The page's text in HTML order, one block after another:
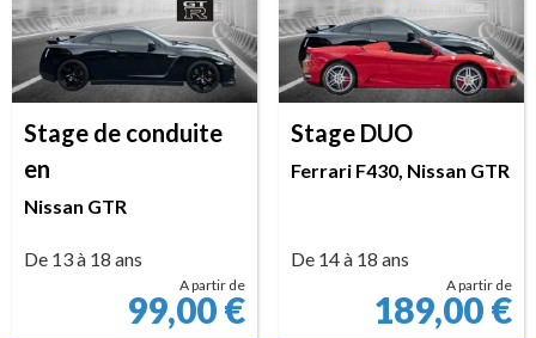
Stage de conduite
en
Nissan GTR
De 13 à 18 ans
A partir de
99,00€
Stage DUO
Ferrari F430, Nissan GTR
De 14 à 18 ans
A partir de
189,00€